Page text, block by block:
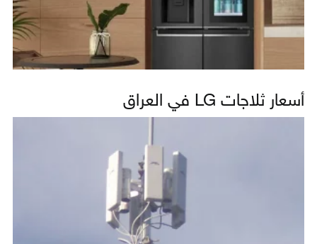
أسعار ثلاجات LG في العراق